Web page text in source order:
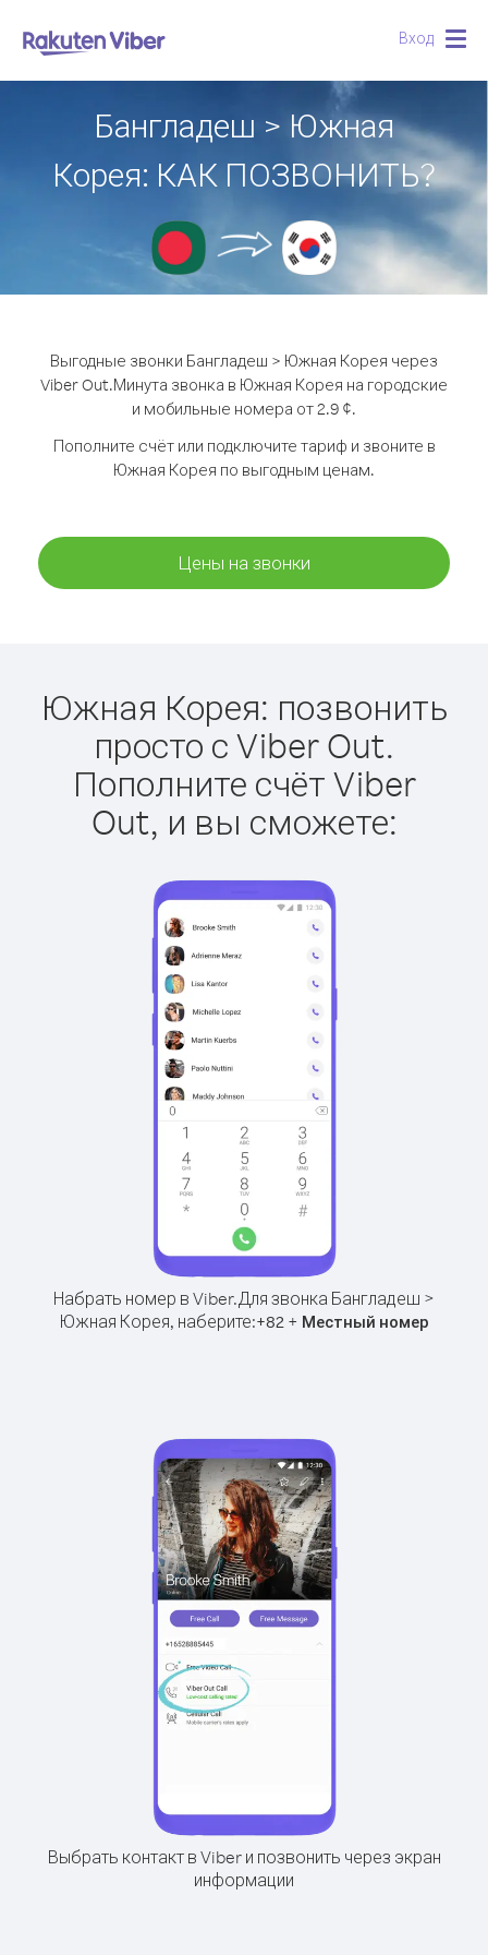
Вход
Бангладеш > Южная
Корея: КАК ПОЗВОНИТЬ?
Выгодные звонки Бангладеш > Южная Корея через
Viber Out.Минута звонка в Южная Корея на городские
и мобильные номера от 2.9 ¢.
Пополните счёт или подключите тариф и звоните в
Южная Корея по выгодным ценам.
Цены на звонки
Южная Корея: позвонить
просто с Viber Out.
Пополните счёт Viber
Out, и вы сможете:
Набрать номер в Viber.Для звонка Бангладеш >
Южная Корея, наберите:+82 + Местный номер
Выбрать контакт в Viber и позвонить через экран
информации